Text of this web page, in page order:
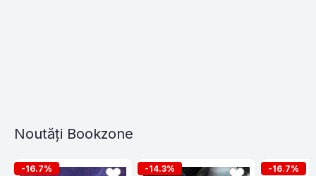
Noutăți Bookzone
-16.7% -14.3% -16.7%